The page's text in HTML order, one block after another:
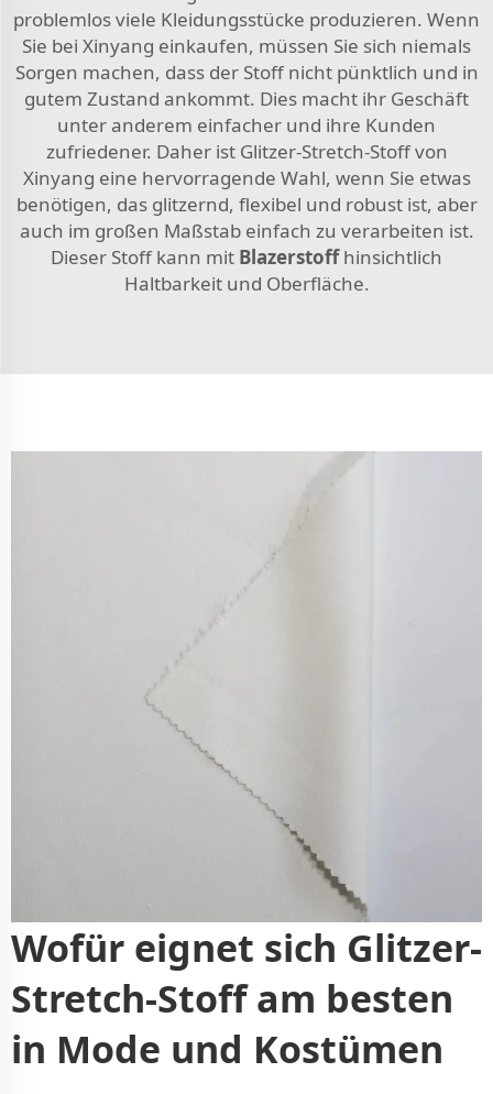
problemlos viele Kleidungsstücke produzieren. Wenn
Sie bei Xinyang einkaufen, müssen Sie sich niemals
Sorgen machen, dass der Stoff nicht pünktlich und in
gutem Zustand ankommt. Dies macht ihr Geschäft
unter anderem einfacher und ihre Kunden
zufriedener. Daher ist Glitzer-Stretch-Stoff von
Xinyang eine hervorragende Wahl, wenn Sie etwas
benötigen, das glitzernd, flexibel und robust ist, aber
auch im großen Maßstab einfach zu verarbeiten ist.
Dieser Stoff kann mit Blazerstoffhinsichtlich
Haltbarkeit und Oberfläche.
Wofür eignet sich Glitzer-
Stretch-Stoff am besten
in Mode und Kostümen